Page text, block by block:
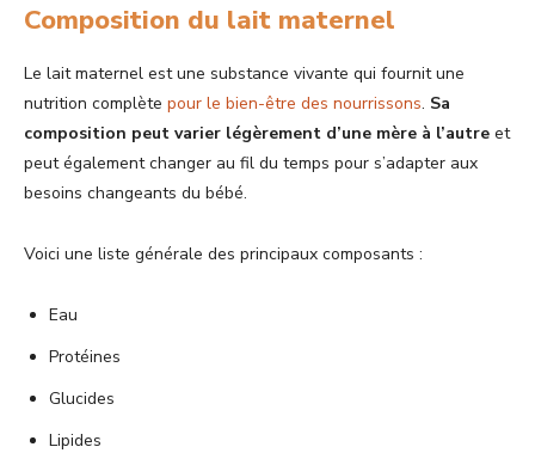
Composition du lait maternel
Le lait maternel est une substance vivante qui fournit une
nutrition complète pour le bien-être des nourrissons. Sa
composition peut varier légèrement d’une mère à l’autre et
peut également changer au fil du temps pour s’adapter aux
besoins changeants du bébé.
Voici une liste générale des principaux composants :
Eau
Protéines
Glucides
Lipides